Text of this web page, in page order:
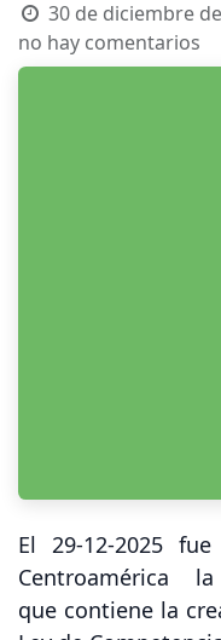
30 de diciembre
no hay comentarios
El 29-12-2025
Centroamérica
que contiene la